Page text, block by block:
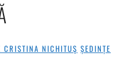
CRISTINA NICHITUŞ ȘEDINȚE